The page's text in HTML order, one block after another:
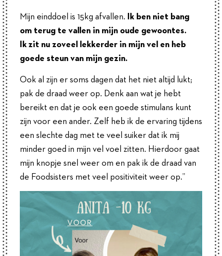
Mijn einddoel is 15kg afvallen.
Ik ben niet bang
om terug te vallen in mijn oude gewoontes.
Ik zit nu zoveel lekkerder in mijn vel en heb
goede steun van mijn gezin.
Ook al zijn er soms dagen dat het niet altijd lukt;
pak de draad weer op. Denk aan wat je hebt
bereikt en dat je ook een goede stimulans kunt
zijn voor een ander. Zelf heb ik de ervaring tijdens
een slechte dag met te veel suiker dat ik mij
minder goed in mijn vel voel zitten. Hierdoor gaat
mijn knopje snel weer om en pak ik de draad van
de Foodsisters met veel positiviteit weer op.”